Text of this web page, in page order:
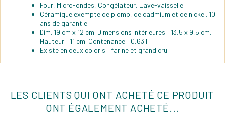
Four, Micro-ondes, Congélateur, Lave-vaisselle.
Céramique exempte de plomb, de cadmium et de nickel. 10
ans de garantie.
Dim. 19 cm x 12 cm. Dimensions intérieures : 13,5 x 9,5 cm.
Hauteur : 11 cm. Contenance : 0,63 l.
Existe en deux coloris : farine et grand cru.
LES CLIENTS QUI ONT ACHETÉ CE PRODUIT
ONT ÉGALEMENT ACHETÉ...